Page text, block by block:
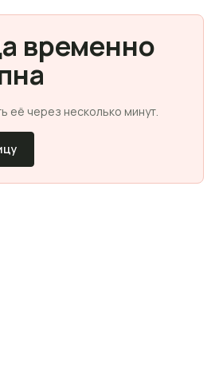
временно
её через несколько минут.